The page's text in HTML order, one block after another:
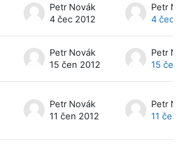
Petr Novák
4 čec 2012
Petr
4 čec
Petr Novák
15 čen 2012
Petr
15 čen
Petr Novák
11 čen 2012
Petr
11 čen